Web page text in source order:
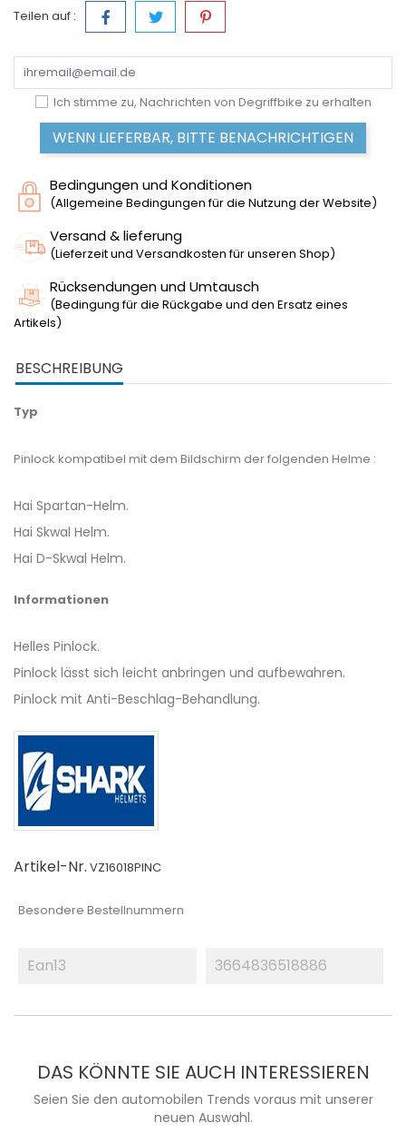
Teilen auf :
Ich stimme zu, Nachrichten von Degriffbike zu erhalten
WENN LIEFERBAR, BITTE BENACHRICHTIGEN
Bedingungen und Konditionen
(Allgemeine Bedingungen für die Nutzung der Website)
Versand & lieferung
(Lieferzeit und Versandkosten für unseren Shop)
Rücksendungen und Umtausch
(Bedingung für die Rückgabe und den Ersatz eines
Artikels)
BESCHREIBUNG
Typ
Pinlock kompatibel mit dem Bildschirm der folgenden Helme :
Hai Spartan-Helm.
Hai Skwal Helm.
Hai D-Skwal Helm.
Informationen
Helles Pinlock.
Pinlock lässt sich leicht anbringen und aufbewahren.
Pinlock mit Anti-Beschlag-Behandlung.
Artikel-Nr. VZ16018PINC
Besondere Bestellnummern
Ean13 3664836518886
DAS KÖNNTE SIE AUCH INTERESSIEREN
Seien Sie den automobilen Trends voraus mit unserer
neuen Auswahl.